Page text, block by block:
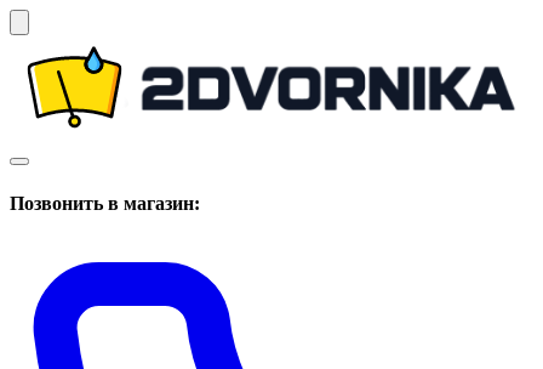
Позвонить в магазин: